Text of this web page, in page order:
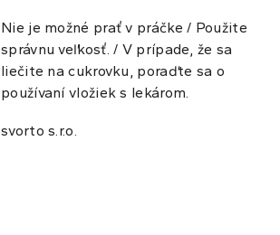
Nie je možné prať v práčke / Použite
správnu veľkosť. / V prípade, že sa
liečite na cukrovku, poraďte sa o
používaní vložiek s lekárom.
svorto s.r.o.